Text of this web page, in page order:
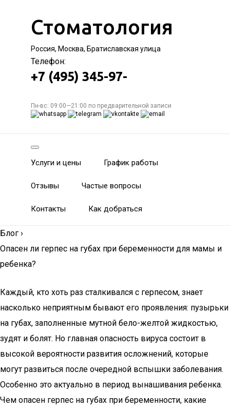
Стоматология
Россия, Москва, Братиславская улица
Телефон:
+7 (495) 345-97-
Пн-вс: 09:00—21:00 по предварительной записи
Услуги и цены График работы
Отзывы Частые вопросы
Контакты Как добраться
Блог ›
Опасен ли герпес на губах при беременности для мамы и
ребенка?
Каждый, кто хоть раз сталкивался с герпесом, знает
насколько неприятным бывают его проявления: пузырьки
на губах, заполненные мутной бело-желтой жидкостью,
зудят и болят. Но главная опасность вируса состоит в
высокой вероятности развития осложнений, которые
могут развиться после очередной вспышки заболевания.
Особенно это актуально в период вынашивания ребенка.
Чем опасен герпес на губах при беременности, какие